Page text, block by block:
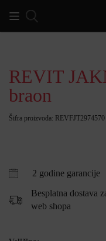
REVIT
braon
Šifra proizvoda: REVFJT2974570
2 godine garancije
Besplatna dostava
web shopa